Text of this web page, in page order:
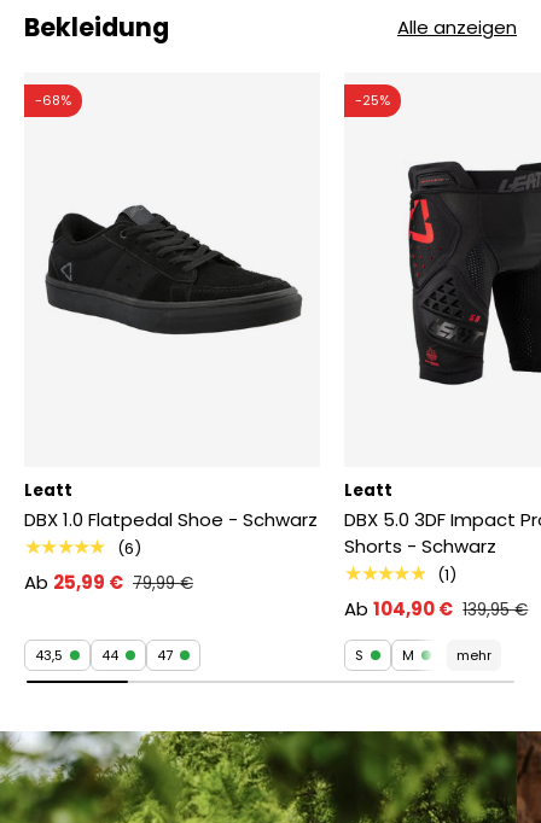
Bekleidung Alle anzeigen
-68%
Leatt
DBX 1.0 Flatpedal Shoe - Schwarz
★★★★★ (6)
Ab 25,99 € 79,99 €
43,5 44 47
-25%
Leatt
DBX 5.0 3DF Impact
Shorts - Schwarz
★★★★★ (1)
Ab 104,90 € 139,95 €
S M mehr